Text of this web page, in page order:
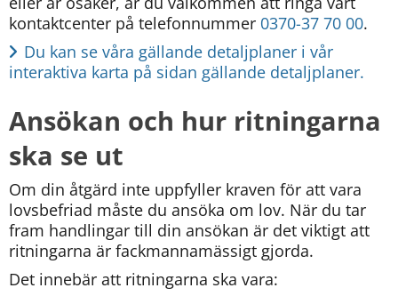
kontaktcenter på telefonnummer 0370-37 70 00.
Du kan se våra gällande detaljplaner i vår
interaktiva karta på sidan gällande detaljplaner.
Ansökan och hur ritningarna
ska se ut
Om din åtgärd inte uppfyller kraven för att vara
lovsbefriad måste du ansöka om lov. När du tar
fram handlingar till din ansökan är det viktigt att
ritningarna är fackmannamässigt gjorda.
Det innebär att ritningarna ska vara: